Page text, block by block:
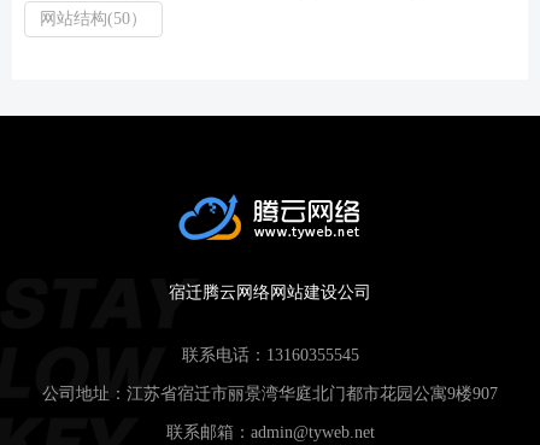
网站结构(50）
宿迁腾云网络网站建设公司
联系电话： 13160355545
公司地址：江苏省宿迁市丽景湾华庭北门都市花园公寓9楼907
联系邮箱： admin@tyweb.net